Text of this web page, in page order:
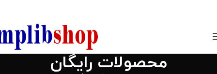
محصولات رایگان